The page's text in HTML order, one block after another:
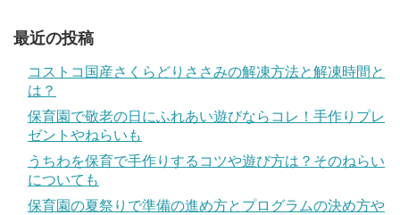
最近の投稿
コストコ国産さくらどりささみの解凍方法と解凍時間と
は？
保育園で敬老の日にふれあい遊びならコレ！手作りプレ
ゼントやねらいも
うちわを保育で手作りするコツや遊び方は？そのねらい
についても
保育園の夏祭りで準備の進め方とプログラムの決め方や